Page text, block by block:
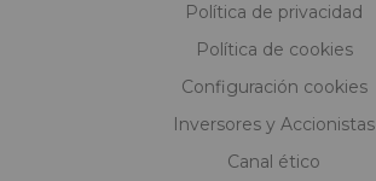
Política de privacidad
Política de cookies
Configuración cookies
Inversores y Accionistas
Canal ético